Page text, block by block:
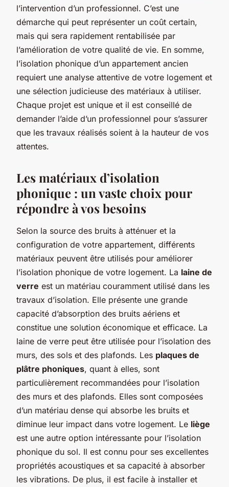
l’intervention d’un professionnel. C’est une
démarche qui peut représenter un coût certain,
mais qui sera rapidement rentabilisée par
l’amélioration de votre qualité de vie. En somme,
l’isolation phonique d’un appartement ancien
requiert une analyse attentive de votre logement et
une sélection judicieuse des matériaux à utiliser.
Chaque projet est unique et il est conseillé de
demander l’aide d’un professionnel pour s’assurer
que les travaux réalisés soient à la hauteur de vos
attentes.
Les matériaux d’isolation
phonique : un vaste choix pour
répondre à vos besoins
Selon la source des bruits à atténuer et la
configuration de votre appartement, différents
matériaux peuvent être utilisés pour améliorer
l’isolation phonique de votre logement. La laine de
verre est un matériau couramment utilisé dans les
travaux d’isolation. Elle présente une grande
capacité d’absorption des bruits aériens et
constitue une solution économique et efficace. La
laine de verre peut être utilisée pour l’isolation des
murs, des sols et des plafonds. Les plaques de
plâtre phoniques, quant à elles, sont
particulièrement recommandées pour l’isolation
des murs et des plafonds. Elles sont composées
d’un matériau dense qui absorbe les bruits et
diminue leur impact dans votre logement. Le liège
est une autre option intéressante pour l’isolation
phonique du sol. Il est connu pour ses excellentes
propriétés acoustiques et sa capacité à absorber
les vibrations. De plus, il est facile à installer et